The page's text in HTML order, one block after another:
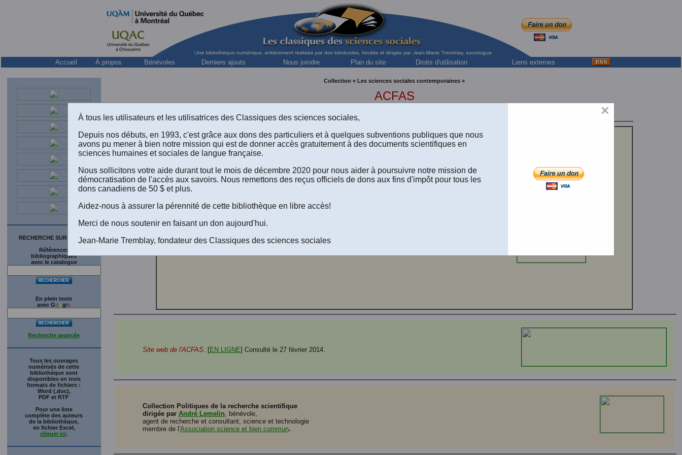
Accueil À propos Bénévoles Derniers ajouts Nous joindre Plan du site Droits d'utilisation Liens externes
RECHERCHE SUR LE SITE
Références
bibliographiques
avec le catalogue
En plein texte
avec Google
Recherche avancée
Tous les ouvrages
numérisés de cette
bibliothèque sont
disponibles en trois
formats de fichiers :
Word (.doc),
PDF et RTF
Pour une liste
complète des auteurs
de la bibliothèque,
en fichier Excel,
cliquer ici.
Collection « Les sciences sociales contemporaines »
ACFAS
ACFAS, POUR UNE POLITIQUE SCIENTIFIQUE AU QUÉBEC.Communications
Montréal: L’Association canadienne-française pour l’Avancement des Sciences, février
directeur de la collection “Politiques de la recherche scientifique”.
Site web de l'ACFAS. [EN LIGNE] Consulté le 27 février 2014.
Collection Politiques de la recherche scientifique
dirigée par André Lemelin, bénévole,
agent de recherche et consultant, science et technologie
membre de l'Association science et bien commun.
×
À tous les utilisateurs et les utilisatrices des Classiques des sciences sociales,
Depuis nos débuts, en 1993, c'est grâce aux dons des particuliers et à quelques subventions publiques que nous
avons pu mener à bien notre mission qui est de donner accès gratuitement à des documents scientifiques en
sciences humaines et sociales de langue française.
Nous sollicitons votre aide durant tout le mois de décembre 2020 pour nous aider à poursuivre notre mission de
démocratisation de l'accès aux savoirs. Nous remettons des reçus officiels de dons aux fins d'impôt pour tous les
dons canadiens de 50 $ et plus.
Aidez-nous à assurer la pérennité de cette bibliothèque en libre accès!
Merci de nous soutenir en faisant un don aujourd'hui.
Jean-Marie Tremblay, fondateur des Classiques des sciences sociales